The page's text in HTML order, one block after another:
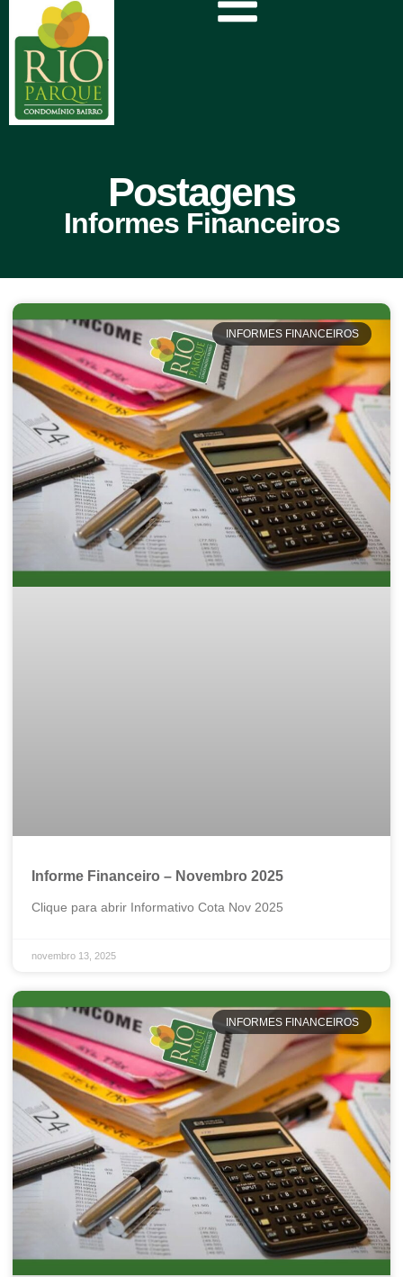
Postagens
Informes Financeiros
INFORMES FINANCEIROS
Informe Financeiro – Novembro 2025
Clique para abrir Informativo Cota Nov 2025
novembro 13, 2025
INFORMES FINANCEIROS